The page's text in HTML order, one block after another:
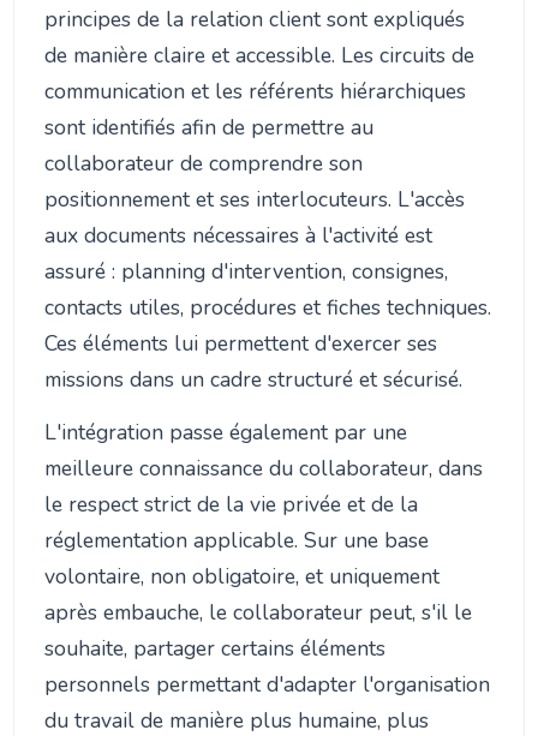
principes de la relation client sont expliqués
de manière claire et accessible. Les circuits de
communication et les référents hiérarchiques
sont identifiés afin de permettre au
collaborateur de comprendre son
positionnement et ses interlocuteurs. L'accès
aux documents nécessaires à l'activité est
assuré : planning d'intervention, consignes,
contacts utiles, procédures et fiches techniques.
Ces éléments lui permettent d'exercer ses
missions dans un cadre structuré et sécurisé.
L'intégration passe également par une
meilleure connaissance du collaborateur, dans
le respect strict de la vie privée et de la
réglementation applicable. Sur une base
volontaire, non obligatoire, et uniquement
après embauche, le collaborateur peut, s'il le
souhaite, partager certains éléments
personnels permettant d'adapter l'organisation
du travail de manière plus humaine, plus